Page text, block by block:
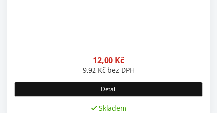
12,00 Kč
9,92 Kč bez DPH
Detail
Skladem